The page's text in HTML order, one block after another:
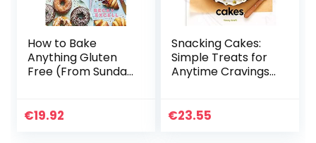
How to Bake
Anything Gluten
Free (From Sunday
Recipes for
€19.92
Snacking Cakes:
Simple Treats for
Anytime Cravings:
€23.55